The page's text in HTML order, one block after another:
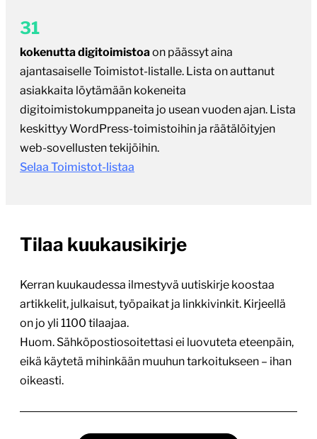
31
kokenutta digitoimistoaon päässyt aina
ajantasaiselle Toimistot-listalle. Lista on auttanut
asiakkaita löytämään kokeneita
digitoimistokumppaneita jo usean vuoden ajan. Lista
keskittyy WordPress-toimistoihin ja räätälöityjen
web-sovellusten tekijöihin.
Selaa Toimistot-listaa
Tilaa kuukausikirje
Kerran kuukaudessa ilmestyvä uutiskirje koostaa
artikkelit, julkaisut, työpaikat ja linkkivinkit. Kirjeellä
on jo yli 1100 tilaajaa.
Huom. Sähköpostiosoitettasi ei luovuteta eteenpäin,
eikä käytetä mihinkään muuhun tarkoitukseen – ihan
oikeasti.